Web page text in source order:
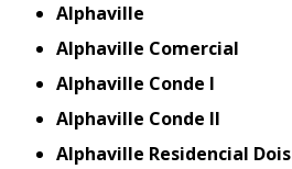
Alphaville
Alphaville Comercial
Alphaville Conde I
Alphaville Conde II
Alphaville Residencial Dois